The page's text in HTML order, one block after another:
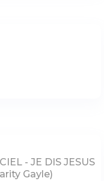
- JE DIS JESUS
Gayle)